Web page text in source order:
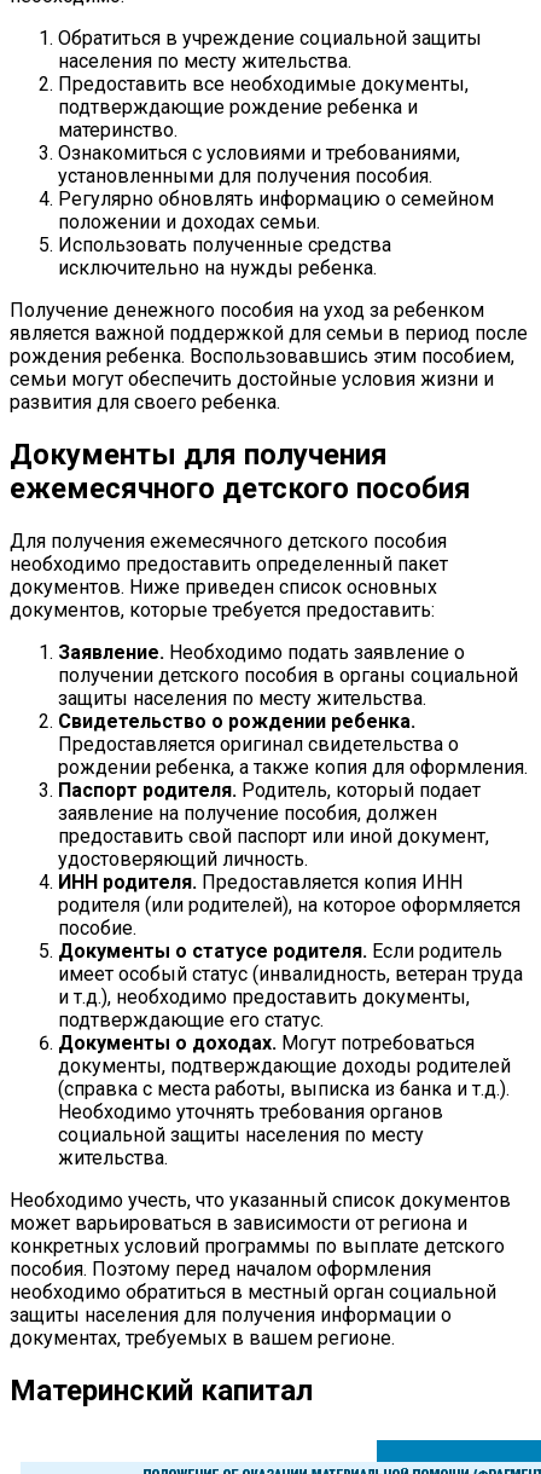
Обратиться в учреждение социальной защиты
населения по месту жительства.
Предоставить все необходимые документы,
подтверждающие рождение ребенка и
материнство.
Ознакомиться с условиями и требованиями,
установленными для получения пособия.
Регулярно обновлять информацию о семейном
положении и доходах семьи.
Использовать полученные средства
исключительно на нужды ребенка.
Получение денежного пособия на уход за ребенком
является важной поддержкой для семьи в период после
рождения ребенка. Воспользовавшись этим пособием,
семьи могут обеспечить достойные условия жизни и
развития для своего ребенка.
Документы для получения
ежемесячного детского пособия
Для получения ежемесячного детского пособия
необходимо предоставить определенный пакет
документов. Ниже приведен список основных
документов, которые требуется предоставить:
Заявление. Необходимо подать заявление о
получении детского пособия в органы социальной
защиты населения по месту жительства.
Свидетельство о рождении ребенка.
Предоставляется оригинал свидетельства о
рождении ребенка, а также копия для оформления.
Паспорт родителя. Родитель, который подает
заявление на получение пособия, должен
предоставить свой паспорт или иной документ,
удостоверяющий личность.
ИНН родителя. Предоставляется копия ИНН
родителя (или родителей), на которое оформляется
пособие.
Документы о статусе родителя. Если родитель
имеет особый статус (инвалидность, ветеран труда
и т.д.), необходимо предоставить документы,
подтверждающие его статус.
Документы о доходах. Могут потребоваться
документы, подтверждающие доходы родителей
(справка с места работы, выписка из банка и т.д.).
Необходимо уточнять требования органов
социальной защиты населения по месту
жительства.
Необходимо учесть, что указанный список документов
может варьироваться в зависимости от региона и
конкретных условий программы по выплате детского
пособия. Поэтому перед началом оформления
необходимо обратиться в местный орган социальной
защиты населения для получения информации о
документах, требуемых в вашем регионе.
Материнский капитал